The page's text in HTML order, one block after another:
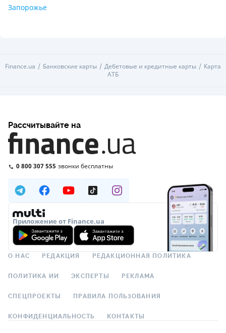
Запорожье
Finance.ua Банковские карты Дебетовые и кредитные карты
Карта
АТБ
Рассчитывайте на
0 800 307 555 звонки бесплатны
Приложение от Finance.ua
О НАС РЕДАКЦИЯ РЕДАКЦИОННАЯ ПОЛИТИКА
ПОЛИТИКА ИИ ЭКСПЕРТЫ РЕКЛАМА
СПЕЦПРОЕКТЫ ПРАВИЛА ПОЛЬЗОВАНИЯ
КОНФИДЕНЦИАЛЬНОСТЬ КОНТАКТЫ